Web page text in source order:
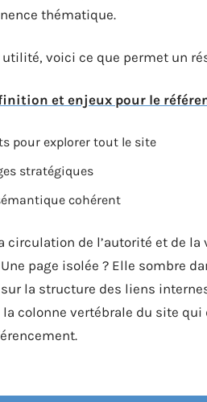
thématique.
voici ce que permet un
et enjeux pour le
pour explorer tout le site
stratégiques
cohérent
circulation de l’autorité et de
page isolée ? Elle sombre
la structure des liens
colonne vertébrale du site